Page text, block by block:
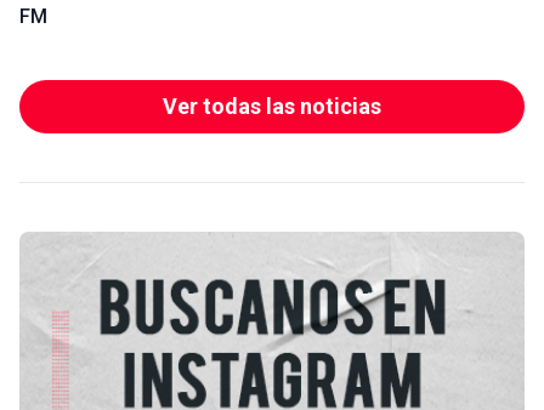
FM
Ver todas las noticias